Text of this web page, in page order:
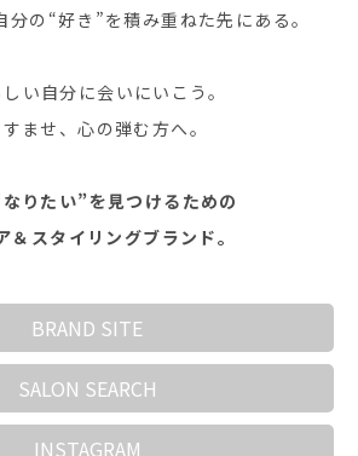
分の“好き”を積み重ねた先にある。
い自分に会いにいこう。
ませ、心の弾む方へ。
りたい”を見つけるための
＆スタイリングブランド。
BRAND SITE
SALON SEARCH
INSTAGRAM